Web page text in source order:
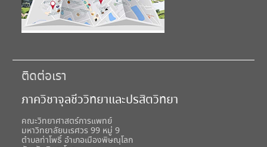
ติดต่อเรา
ภาควิชาจุลชีววิทยาและปรสิตวิทยา
คณะวิทยาศาสตร์การแพทย์
มหาวิทยาลัยนเรศวร 99 หมู่ 9
ตำบลท่าโพธิ์ อำเภอเมืองพิษณุโลก